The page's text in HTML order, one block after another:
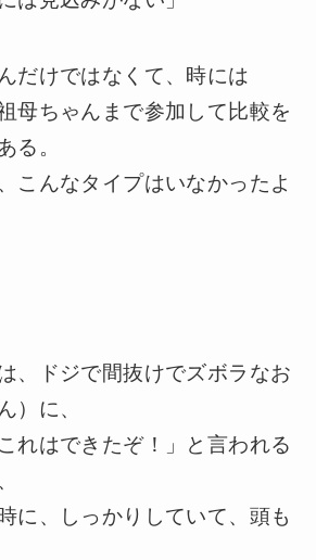
だけではなくて、時には
母ちゃんまで参加して比較を
る。
こんなタイプはいなかったよ
、ドジで間抜けでズボラなお
）に、
れはできたぞ！」と言われる
に、しっかりしていて、頭も